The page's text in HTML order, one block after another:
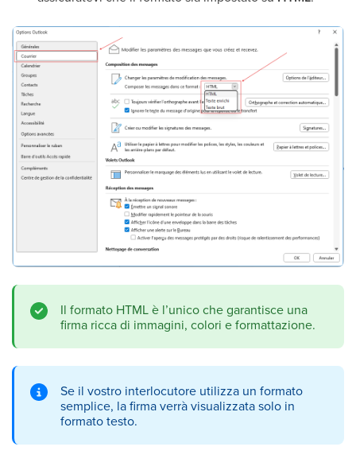
Il formato HTML è l’unico che garantisce una
firma ricca di immagini, colori e formattazione.
Se il vostro interlocutore utilizza un formato
semplice, la firma verrà visualizzata solo in
formato testo.